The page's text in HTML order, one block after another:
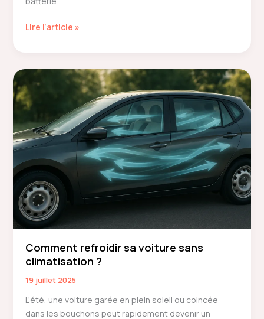
Recharger
de
voiture
:
méthodes,
conseils
et
erreurs
à
Lire l’article »
Comment refroidir sa voiture sans
climatisation ?
19 juillet 2025
L’été, une voiture garée en plein soleil ou coincée
dans les bouchons peut rapidement devenir un